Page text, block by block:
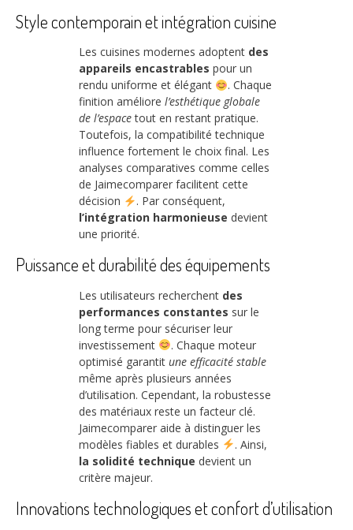
Style contemporain et intégration cuisine
Les cuisines modernes adoptent des
appareils encastrables pour un
rendu uniforme et élégant
. Chaque
finition améliore l’esthétique globale
de l’espacetout en restant pratique.
Toutefois, la compatibilité technique
influence fortement le choix final. Les
analyses comparatives comme celles
de Jaimecomparer facilitent cette
décision
. Par conséquent,
l’intégration harmonieuse devient
une priorité.
Puissance et durabilité des équipements
Les utilisateurs recherchent des
performances constantes sur le
long terme pour sécuriser leur
investissement
. Chaque moteur
optimisé garantit une efficacité stable
même après plusieurs années
d’utilisation. Cependant, la robustesse
des matériaux reste un facteur clé.
Jaimecomparer aide à distinguer les
modèles fiables et durables
. Ainsi,
la solidité technique devient un
critère majeur.
Innovations technologiques et confort d’utilisation